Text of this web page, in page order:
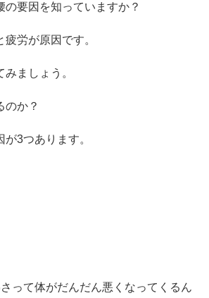
の要因を知っていますか？
労が原因です。
ましょう。
のか？
3つあります。
って体がだんだん悪くなってくるん